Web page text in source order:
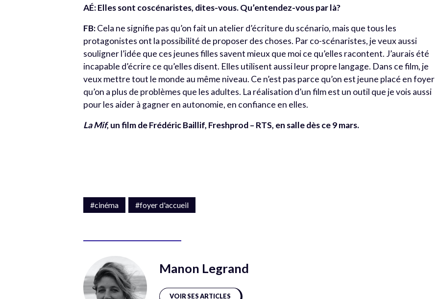
AÉ: Elles sont coscénaristes, dites-vous. Qu’entendez-vous par là?
FB:Cela ne signifie pas qu’on fait un atelier d’écriture du scénario, mais que tous les
protagonistes ont la possibilité de proposer des choses. Par co-scénaristes, je veux aussi
souligner l’idée que ces jeunes filles savent mieux que moi ce qu’elles racontent. J’aurais été
incapable d’écrire ce qu’elles disent. Elles utilisent aussi leur propre langage. Dans ce film, je
veux mettre tout le monde au même niveau. Ce n’est pas parce qu’on est jeune placé en foyer
qu’on a plus de problèmes que les adultes. La réalisation d’un film est un outil que je vois aussi
pour les aider à gagner en autonomie, en confiance en elles.
La Mif, un film de Frédéric Baillif, Freshprod – RTS, en salle dès ce 9 mars.
#cinéma #foyer d'accueil
Manon Legrand
VOIR SES ARTICLES